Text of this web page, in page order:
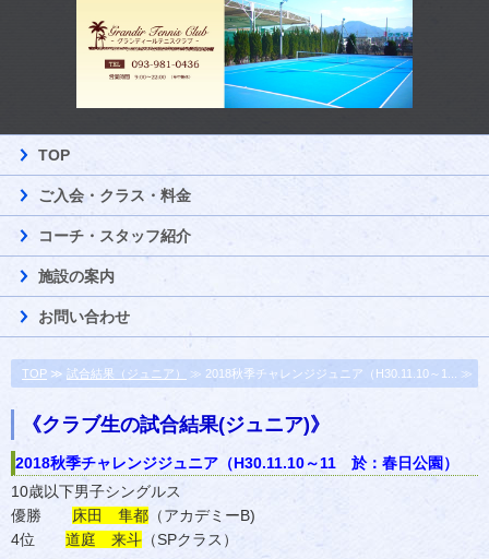
TOP
ご入会・クラス・料金
コーチ・スタッフ紹介
施設の案内
お問い合わせ
TOP ≫ 試合結果（ジュニア） ≫ 2018秋季チャレンジジュニア（H30.11.10～1... ≫
《クラブ生の試合結果(ジュニア)》
2018秋季チャレンジジュニア（H30.11.10～11 於：春日公園）
10歳以下男子シングルス
優勝
床田 隼都 （アカデミーB)
4位 道庭 来斗 （SPクラス）